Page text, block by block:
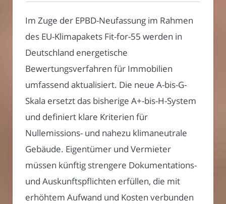
Im Zuge der EPBD-Neufassung im Rahmen
des EU-Klimapakets Fit-for-55 werden in
Deutschland energetische
Bewertungsverfahren für Immobilien
umfassend aktualisiert. Die neue A-bis-G-
Skala ersetzt das bisherige A+-bis-H-System
und definiert klare Kriterien für
Nullemissions- und nahezu klimaneutrale
Gebäude. Eigentümer und Vermieter
müssen künftig strengere Dokumentations-
und Auskunftspflichten erfüllen, die mit
erhöhtem Aufwand und Kosten verbunden